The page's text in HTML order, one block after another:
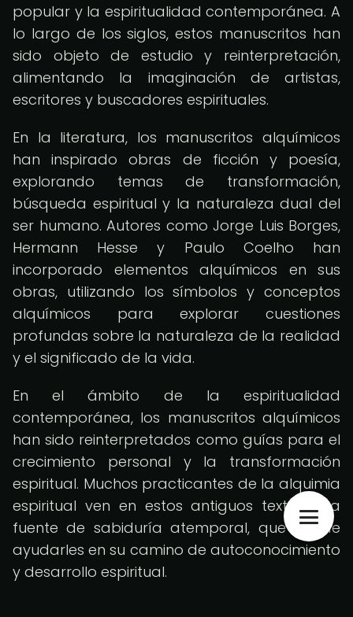
popular y la espiritualidad contemporánea. A
lo largo de los siglos, estos manuscritos han
sido objeto de estudio y reinterpretación,
alimentando la imaginación de artistas,
escritores y buscadores espirituales.
En la literatura, los manuscritos alquímicos
han inspirado obras de ficción y poesía,
explorando temas de transformación,
búsqueda espiritual y la naturaleza dual del
ser humano. Autores como Jorge Luis Borges,
Hermann Hesse y Paulo Coelho han
incorporado elementos alquímicos en sus
obras, utilizando los símbolos y conceptos
alquímicos para explorar cuestiones
profundas sobre la naturaleza de la realidad
y el significado de la vida.
En el ámbito de la espiritualidad
contemporánea, los manuscritos alquímicos
han sido reinterpretados como guías para el
crecimiento personal y la transformación
espiritual. Muchos practicantes de la alquimia
espiritual ven en estos antiguos textos una
fuente de sabiduría atemporal, que puede
ayudarles en su camino de autoconocimiento
y desarrollo espiritual.